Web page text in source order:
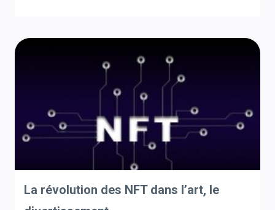
La révolution des NFT dans l’art, le